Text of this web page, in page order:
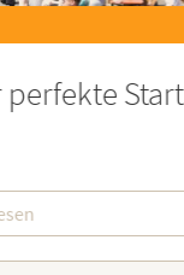
besonders
mehr lesen